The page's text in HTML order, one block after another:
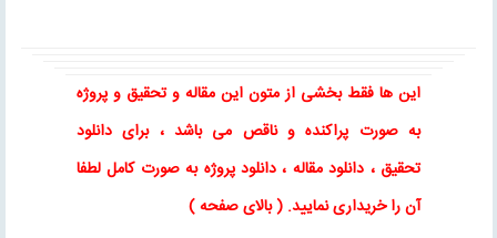
این ها فقط بخشی از متون این مقاله و تحقیق و پروژه
به صورت پراکنده و ناقص می باشد ، برای دانلود
تحقیق ، دانلود مقاله ، دانلود پروژه به صورت کامل لطفا
آن را خریداری نمایید. ( بالای صفحه )